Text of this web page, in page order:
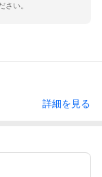
さい。
詳細を見る